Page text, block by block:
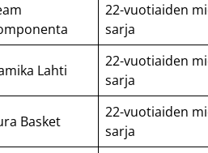
22-vuotiaiden
sarja
Lahti
22-vuotiaiden
sarja
Basket
22-vuotiaiden
sarja